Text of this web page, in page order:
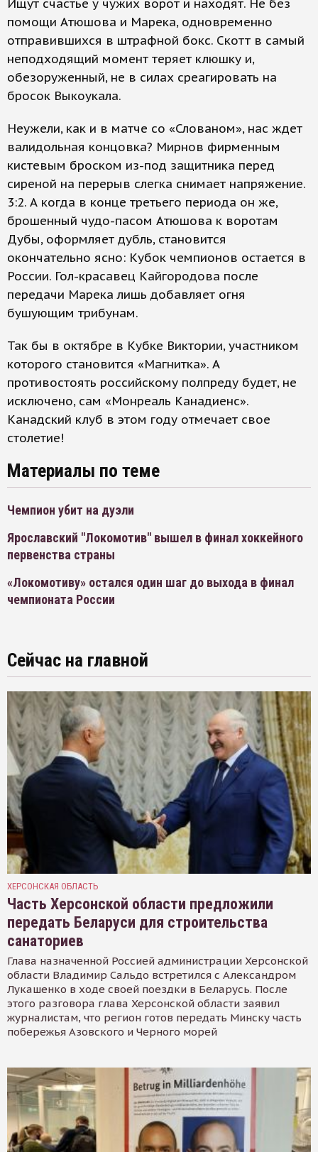
Ищут счастье у чужих ворот и находят. Не без
помощи Атюшова и Марека, одновременно
отправившихся в штрафной бокс. Скотт в самый
неподходящий момент теряет клюшку и,
обезоруженный, не в силах среагировать на
бросок Выкоукала.
Неужели, как и в матче со «Слованом», нас ждет
валидольная концовка? Мирнов фирменным
кистевым броском из-под защитника перед
сиреной на перерыв слегка снимает напряжение.
3:2. А когда в конце третьего периода он же,
брошенный чудо-пасом Атюшова к воротам
Дубы, оформляет дубль, становится
окончательно ясно: Кубок чемпионов остается в
России. Гол-красавец Кайгородова после
передачи Марека лишь добавляет огня
бушующим трибунам.
Так бы в октябре в Кубке Виктории, участником
которого становится «Магнитка». А
противостоять российскому полпреду будет, не
исключено, сам «Монреаль Канадиенс».
Канадский клуб в этом году отмечает свое
столетие!
Материалы по теме
Чемпион убит на дуэли
Ярославский "Локомотив" вышел в финал хоккейного
первенства страны
«Локомотиву» остался один шаг до выхода в финал
чемпионата России
Сейчас на главной
ХЕРСОНСКАЯ ОБЛАСТЬ
Часть Херсонской области предложили
передать Беларуси для строительства
санаториев
Глава назначенной Россией администрации Херсонской
области Владимир Сальдо встретился с Александром
Лукашенко в ходе своей поездки в Беларусь. После
этого разговора глава Херсонской области заявил
журналистам, что регион готов передать Минску часть
побережья Азовского и Черного морей